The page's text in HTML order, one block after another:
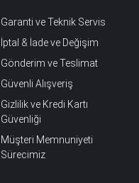
Garanti ve Teknik Servis
İptal & İade ve Değişim
Gönderim ve Teslimat
Güvenli Alışveriş
Gizlilik ve Kredi Kartı
Güvenliği
Müşteri Memnuniyeti
Sürecimiz